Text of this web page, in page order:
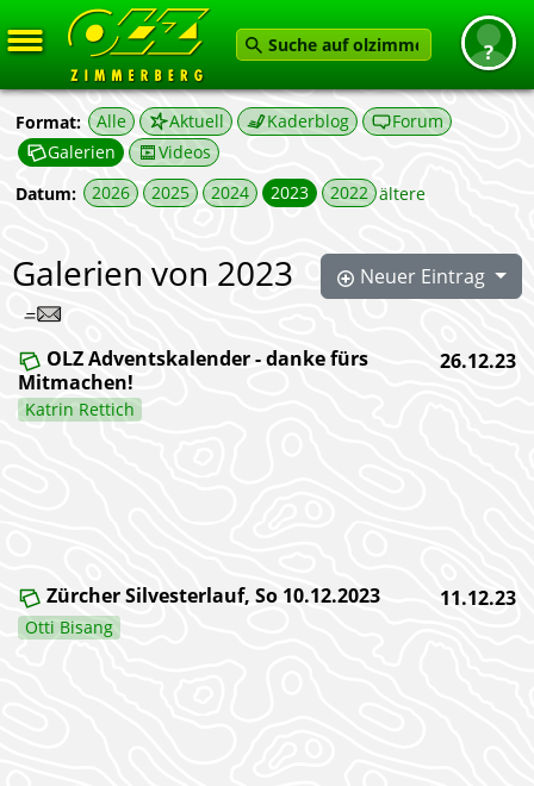
Startseite
News
Termine
Karten
Verein
Format: Alle Aktuell Kaderblog
Forum
Galerien
Videos
Datum:
2026 2025 2024 2023 2022 ältere
Neuer Eintrag
Galerien von 2023
26.12.23
OLZ Adventskalender - danke fürs
Mitmachen!
Katrin Rettich
11.12.23
Zürcher Silvesterlauf, So 10.12.2023
Otti Bisang